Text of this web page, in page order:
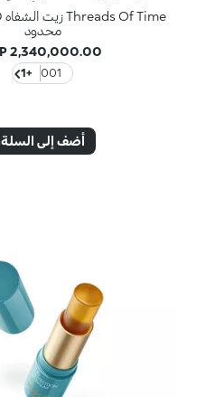
محدود
2,340,000.00 LBP
001
+1
أضف إلى السلة